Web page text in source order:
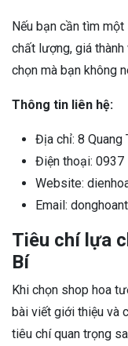
Nếu bạn cần tìm
chất lượng, giá
chọn mà bạn không
Thông tin liên hệ:
Địa chỉ: 8 Quang
Điện thoại: 0937
Website:
Email:
Tiêu chí lựa
Bí
Khi chọn shop hoa
bài viết giới thiệu và
tiêu chí quan trọng